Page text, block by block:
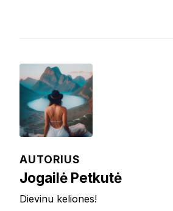
AUTORIUS
Jogailė Petkutė
Dievinu keliones!